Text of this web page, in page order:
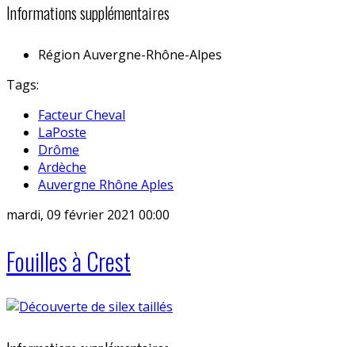
Informations supplémentaires
Région Auvergne-Rhône-Alpes
Tags:
Facteur Cheval
LaPoste
Drôme
Ardèche
Auvergne Rhône Aples
mardi, 09 février 2021 00:00
Fouilles à Crest